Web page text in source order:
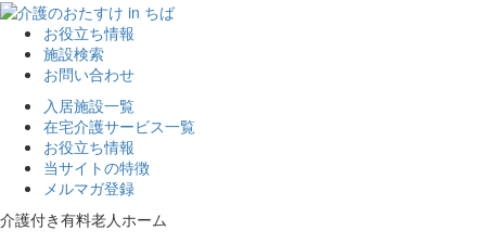
お役立ち情報
施設検索
お問い合わせ
入居施設一覧
在宅介護サービス一覧
お役立ち情報
当サイトの特徴
メルマガ登録
介護付き有料老人ホーム